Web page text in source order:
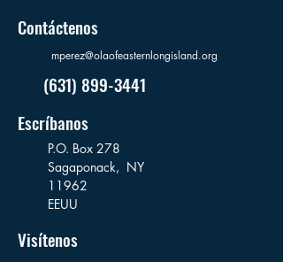
Contáctenos
mperez@olaofeasternlongisland.org
(631) 899-3441
Escríbanos
Visítenos
P.O. Box 278
Sagaponack, NY
11962
EEUU